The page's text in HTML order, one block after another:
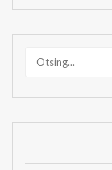
OTSI